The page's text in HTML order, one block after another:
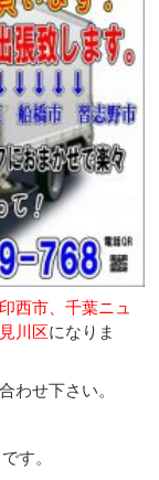
西市、千葉ニュ
川区になりま
わせ下さい。
す。